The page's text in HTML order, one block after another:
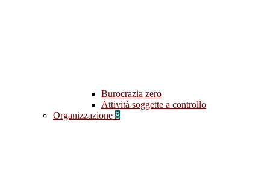
Burocrazia zero
Attività soggette a controllo
Organizzazione 8